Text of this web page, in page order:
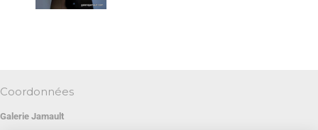
Coordonnées
Galerie Jamault